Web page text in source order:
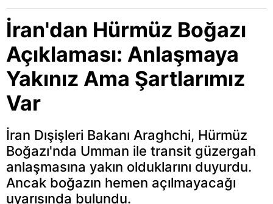
İran'dan Hürmüz Boğazı
Açıklaması: Anlaşmaya
Yakınız Ama Şartlarımız
Var
İran Dışişleri Bakanı Araghchi, Hürmüz
Boğazı'nda Umman ile transit güzergah
anlaşmasına yakın olduklarını duyurdu.
Ancak boğazın hemen açılmayacağı
uyarısında bulundu.